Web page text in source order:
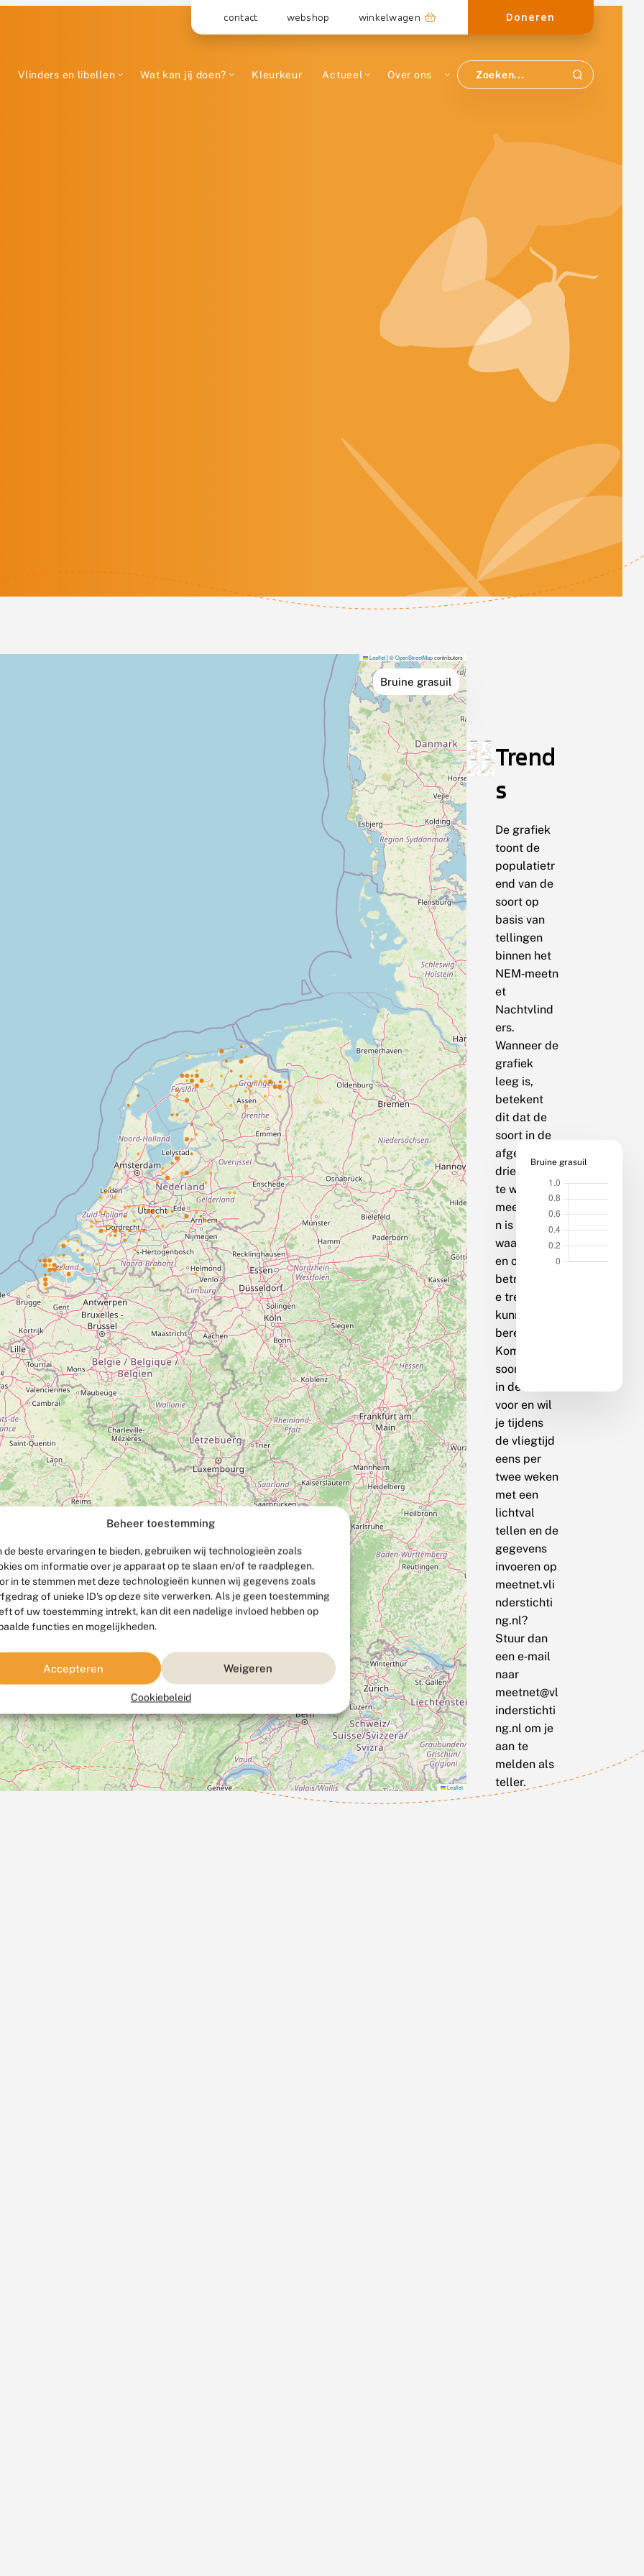
Beheer toestemming
de beste ervaringen te bieden, gebruiken wij technologieën zoals
om informatie over je apparaat op te slaan en/of te raadplegen.
in te stemmen met deze technologieën kunnen wij gegevens zoals
of unieke ID's op deze site verwerken. Als je geen toestemming
of uw toestemming intrekt, kan dit een nadelige invloed hebben op
functies en mogelijkheden.
Accepteren Weigeren
Cookiebeleid
contact webshop winkelwagen Doneren
Vlinders en libellen Wat kan jij doen? Kleurkeur Actueel Over ons
Bruine grasuil
Leaflet|©OpenStreetMapcontributors
Leaflet
Trend
s
De grafiek
toont de
populatietr
end van de
soort op
basis van
tellingen
binnen het
NEM‑meetn
et
Nachtvlind
ers.
Wanneer de
grafiek
leeg is,
betekent
dit dat de
soort in de
afgelopen
drie jaar op
te weinig
meetpunte
n is
waargenom
en om een
betrouwbar
e trend te
kunnen
berekenen.
Komt de
soort bij jou
in de buurt
voor en wil
je tijdens
de vliegtijd
eens per
twee weken
met een
lichtval
tellen en de
gegevens
invoeren op
meetnet.vli
nderstichti
ng.nl?
Stuur dan
een e‑mail
naar
meetnet@vl
inderstichti
ng.nl om je
aan te
melden als
teller.
Bruine grasuil